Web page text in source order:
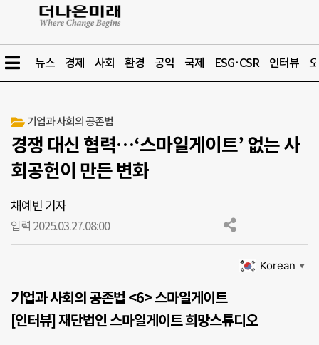
뉴스 경제 사회 환경 공익 국제 ESG·CSR 인터뷰
기업과 사회의 공존법
경쟁 대신 협력…‘스마일게이트’ 없는 사
회공헌이 만든 변화
채예빈 기자
입력 2025.03.27.08:00
Korean ▼
기업과 사회의 공존법 <6>스마일게이트
[인터뷰] 재단법인 스마일게이트 희망스튜디오